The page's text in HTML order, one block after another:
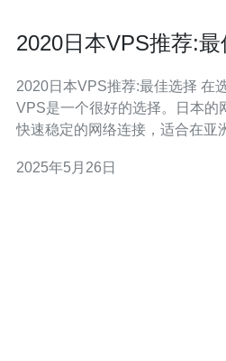
2020日本VPS推荐:最
2020日本VPS推荐:最佳选择 在选择VPS主机时，日本
VPS是一个很好的选择。日本的
快速稳定的网络连接，适合在亚
VPS Sakura VPS是日本知名的VPS提供商，提供稳定可
2025年5月26日